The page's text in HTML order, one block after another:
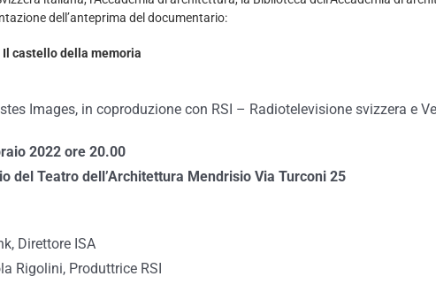
dell’anteprima del documentario:
castello della memoria
Images, in coproduzione con RSI – Radiotelevisione svizzera e
2022 ore 20.00
del Teatro dell’Architettura Mendrisio Via Turconi 25
Direttore ISA
Rigolini, Produttrice RSI